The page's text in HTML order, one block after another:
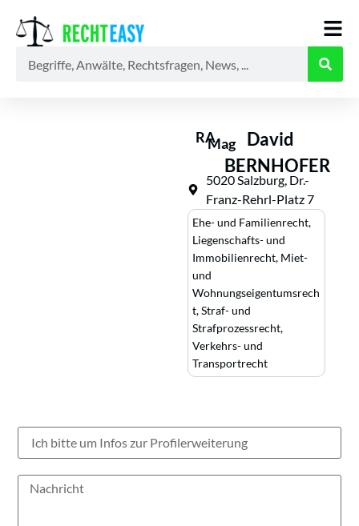
RAMag
David
BERNHOFER
5020 Salzburg, Dr.-
Franz-Rehrl-Platz 7
Ehe- und Familienrecht,
Liegenschafts- und
Immobilienrecht, Miet-
und
Wohnungseigentumsrech
t,Straf- und
Strafprozessrecht,
Verkehrs- und
Transportrecht